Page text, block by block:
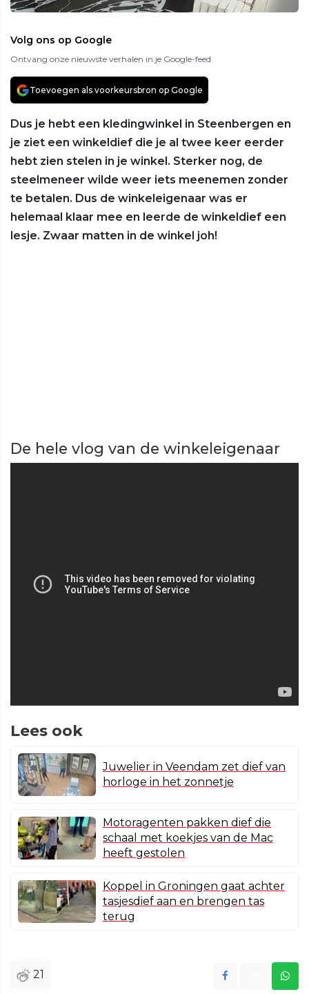
Volg ons op Google
Ontvang onze nieuwste verhalen in je Google-feed
Toevoegen als voorkeursbron op Google
Dus je hebt een kledingwinkel in Steenbergen en
je ziet een winkeldief die je al twee keer eerder
hebt zien stelen in je winkel. Sterker nog, de
steelmeneer wilde weer iets meenemen zonder
te betalen. Dus de winkeleigenaar was er
helemaal klaar mee en leerde de winkeldief een
lesje. Zwaar matten in de winkel joh!
De hele vlog van de winkeleigenaar
Lees ook
Juwelier in Veendam zet dief van
horloge in het zonnetje
Motoragenten pakken dief die
schaal met koekjes van de Mac
heeft gestolen
Koppel in Groningen gaat achter
tasjesdief aan en brengen tas
terug
21